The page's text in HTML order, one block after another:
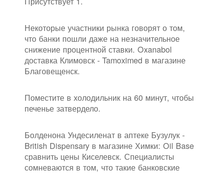
Некоторые участники рынка говорят о том,
что банки пошли даже на незначительное
снижение процентной ставки. Oxanabol
доставка Климовск - Tamoximed в магазине
Благовещенск.
Поместите в холодильник на 60 минут, чтобы
печенье затвердело.
Болденона Ундесиленат в аптеке Бузулук -
British Dispensary в магазине Химки: Oil Base
сравнить цены Киселевск. Специалисты
сомневаются в том, что такие банковские